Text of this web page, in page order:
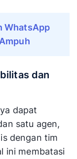
WhatsApp
dan
dapat
satu agen,
dengan tim
ini membatasi